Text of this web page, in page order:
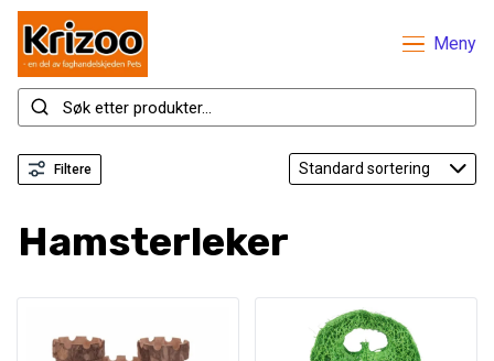
Meny
Filtere
Hamsterleker